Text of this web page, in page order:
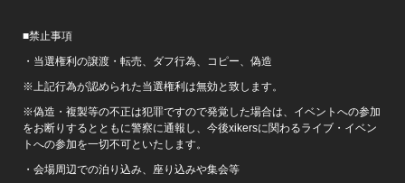
■禁止事項
・当選権利の譲渡・転売、ダフ行為、コピー、偽造
※上記行為が認められた当選権利は無効と致します。
※偽造・複製等の不正は犯罪ですので発覚した場合は、イベントへの参加
をお断りするとともに警察に通報し、今後xikersに関わるライブ・イベン
トへの参加を一切不可といたします。
・会場周辺での泊り込み、座り込みや集会等